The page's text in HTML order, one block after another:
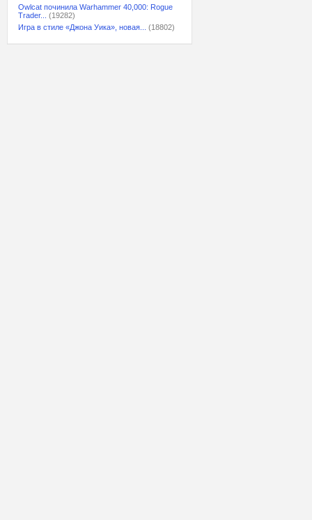
Owlcat починила Warhammer 40,000: Rogue
Trader...
(19282)
Игра в стиле «Джона Уика», новая...
(18802)